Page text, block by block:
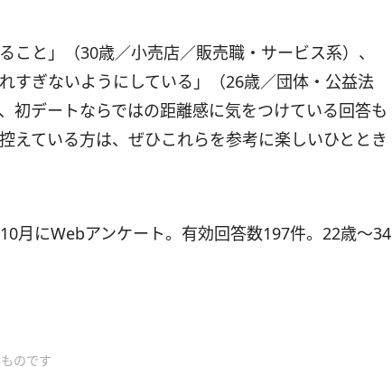
こと」（30歳／小売店／販売職・サービス系）、
すぎないようにしている」（26歳／団体・公益法
初デートならではの距離感に気をつけている回答も
えている方は、ぜひこれらを参考に楽しいひととき
月にWebアンケート。有効回答数197件。22歳～34
のです